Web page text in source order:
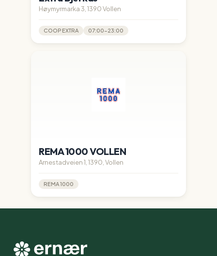
Høymyrmarka 3, 1390 Vollen
COOP EXTRA 07:00-23:00
REMA 1000 VOLLEN
Arnestadveien 1, 1390, Vollen
REMA 1000